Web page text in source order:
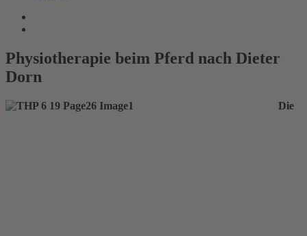
Physiotherapie beim Pferd nach Dieter
Dorn
Die